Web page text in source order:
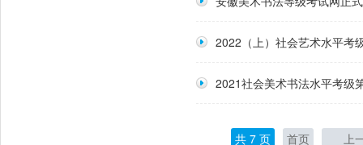
2022（上）社会艺术水平考
2021社会美术书法水平考级
共 7 页 首页 上